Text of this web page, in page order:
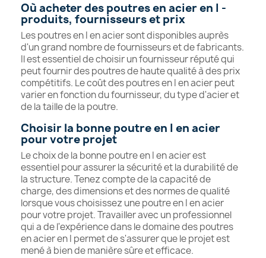
Où acheter des poutres en acier en I -
produits, fournisseurs et prix
Les poutres en I en acier sont disponibles auprès
d'un grand nombre de fournisseurs et de fabricants.
Il est essentiel de choisir un fournisseur réputé qui
peut fournir des poutres de haute qualité à des prix
compétitifs. Le coût des poutres en I en acier peut
varier en fonction du fournisseur, du type d'acier et
de la taille de la poutre.
Choisir la bonne poutre en I en acier
pour votre projet
Le choix de la bonne poutre en I en acier est
essentiel pour assurer la sécurité et la durabilité de
la structure. Tenez compte de la capacité de
charge, des dimensions et des normes de qualité
lorsque vous choisissez une poutre en I en acier
pour votre projet. Travailler avec un professionnel
qui a de l'expérience dans le domaine des poutres
en acier en I permet de s'assurer que le projet est
mené à bien de manière sûre et efficace.